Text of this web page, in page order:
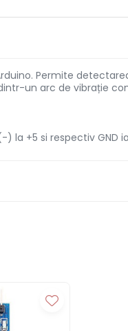
Permite
un arc de vibrație
+5 si respectiv GND